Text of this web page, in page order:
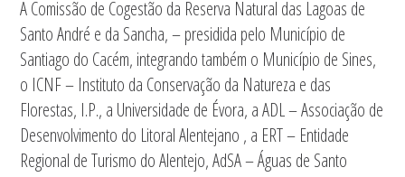
A Comissão de Cogestão da Reserva Natural das Lagoas de
Santo André e da Sancha, – presidida pelo Município de
Santiago do Cacém, integrando também o Município de Sines,
o ICNF – Instituto da Conservação da Natureza e das
Florestas, I.P., a Universidade de Évora, a ADL – Associação de
Desenvolvimento do Litoral Alentejano , a ERT – Entidade
Regional de Turismo do Alentejo, AdSA – Águas de Santo